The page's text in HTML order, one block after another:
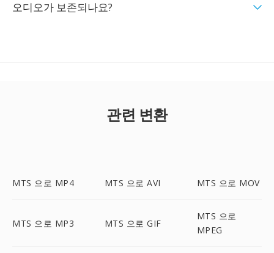
오디오가 보존되나요?
관련 변환
MTS 으로 MP4 MTS 으로 AVI MTS 으로 MOV
MTS 으로 MP3 MTS 으로 GIF
MTS 으로
MPEG